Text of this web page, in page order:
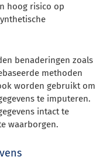
hoog risico op
benaderingen zoals
methoden
worden gebruikt om
te imputeren.
intact te
waarborgen.